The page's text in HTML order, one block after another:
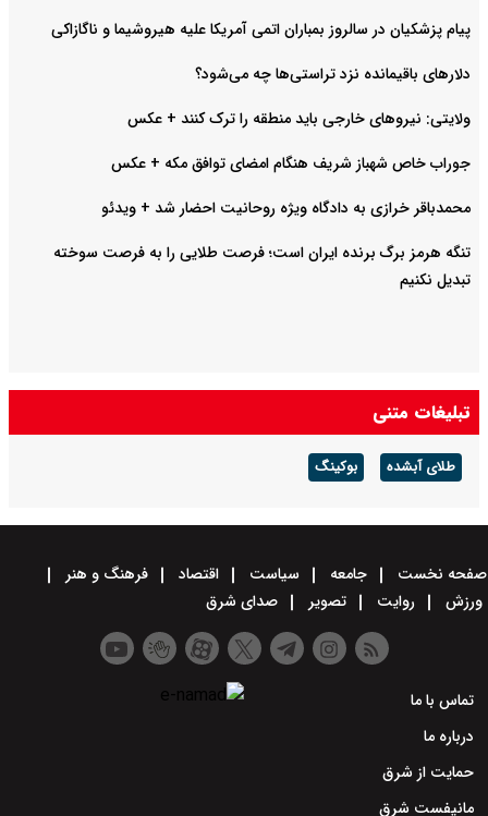
پیام پزشکیان در سالروز بمباران اتمی آمریکا علیه هیروشیما و ناگازاکی
دلارهای باقیمانده نزد تراستی‌ها چه می‌شود؟
ولایتی: نیروهای خارجی باید منطقه را ترک کنند +‌ عکس
جوراب خاص شهباز شریف هنگام امضای توافق مکه + عکس
محمدباقر خرازی به دادگاه ویژه روحانیت احضار شد + ویدئو
تنگه هرمز برگ برنده ایران است؛ فرصت طلایی را به فرصت سوخته
تبدیل نکنیم
تبلیغات متنی
طلای آبشده بوکینگ
صفحه نخست جامعه سیاست اقتصاد
فرهنگ و هنر
ورزش
روایت تصویر صدای شرق
تماس با ما
درباره ما
حمایت از شرق
مانیفست شرق